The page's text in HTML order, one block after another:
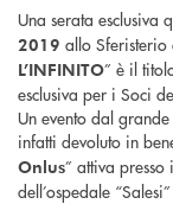
Una serata esclusiva
2019 allo
L’INFINITO” è il
esclusiva per i Soci
Un evento dal
infatti devoluto in
Onlus” attiva
dell’ospedale